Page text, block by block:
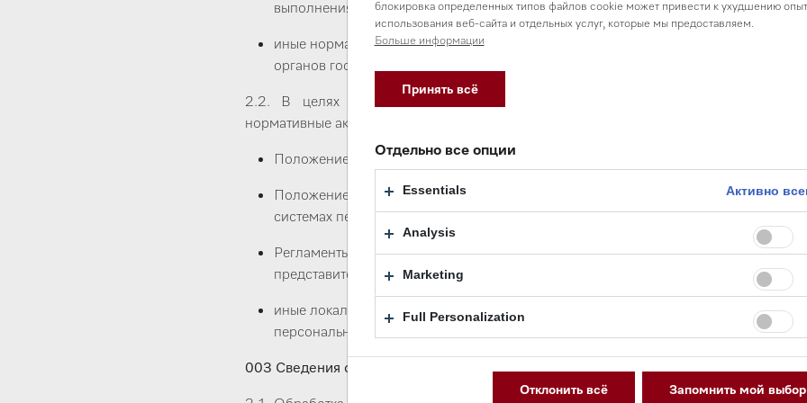
выполнения осуществляемых задач»;
иные нормативные правовые акты Республики Казахстан и нормативные
органов государственной власти
2.2. В целях реализации положений Политики в ТОО Миле приняты
нормативные акты и иные документы, в том числе:
Положение об обработке персональных данных в ТОО Миле;
Положение об обеспечении безопасности персональных данных при их
системах персональных данных ТОО Миле;
Регламенты обработки персональных данных структурных подразделений ТОО
представительств;
иные локальные нормативные акты и документы, регламентирующие в ТОО Миле
персональных данных
003 Сведения об обработке персональных данных
блокировка определенных типов файлов cookie может привести к ухудшению
использования веб-сайта и отдельных услуг, которые мы предоставляем.
Больше информации
Принять всё
Отдельно все опции
Essentials Активно
Analysis
Marketing
Full Personalization
Отклонить всё Запомнить мой выбор